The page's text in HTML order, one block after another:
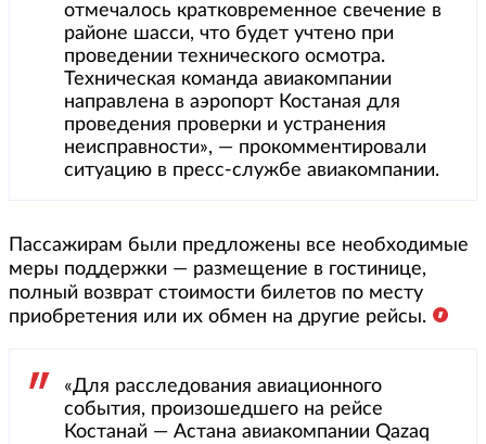
отмечалось кратковременное свечение в
районе шасси, что будет учтено при
проведении технического осмотра.
Техническая команда авиакомпании
направлена в аэропорт Костаная для
проведения проверки и устранения
неисправности», — прокомментировали
ситуацию в пресс-службе авиакомпании.
Пассажирам были предложены все необходимые
меры поддержки — размещение в гостинице,
полный возврат стоимости билетов по месту
приобретения или их обмен на другие рейсы.
«Для расследования авиационного
события, произошедшего на рейсе
Костанай — Астана авиакомпании Qazaq